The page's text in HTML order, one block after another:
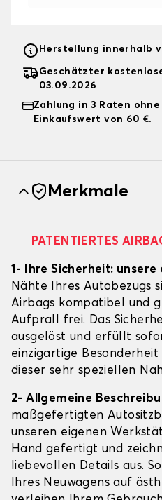
Herstellung innerhalb
Geschätzter
03.09.2026
Zahlung in 3 Raten
Einkaufswert von 60 €.
Merkmale
PATENTIERTES
1- Ihre Sicherheit:
Nähte Ihres Autobezugs
Airbags kompatibel und
Aufprall frei. Das
ausgelöst und erfüllt
einzigartige
dieser sehr speziellen
2- Allgemeine
maßgefertigten
unseren eigenen
Hand gefertigt und
liebevollen Details aus.
Ihres Neuwagens auf